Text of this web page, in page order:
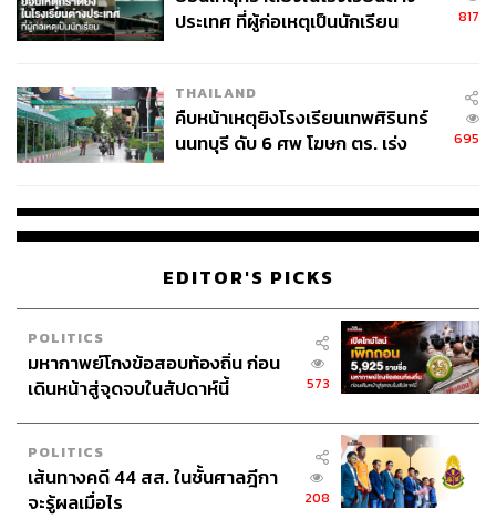
ประเทศ ที่ผู้ก่อเหตุเป็นนักเรียน
817
THAILAND
คืบหน้าเหตุยิงโรงเรียนเทพศิรินทร์
นนทบุรี ดับ 6 ศพ โฆษก ตร. เร่ง
695
EDITOR'S PICKS
POLITICS
มหากาพย์โกงข้อสอบท้องถิ่น ก่อน
เดินหน้าสู่จุดจบในสัปดาห์นี้
573
POLITICS
เส้นทางคดี 44 สส. ในชั้นศาลฎีกา
จะรู้ผลเมื่อไร
208